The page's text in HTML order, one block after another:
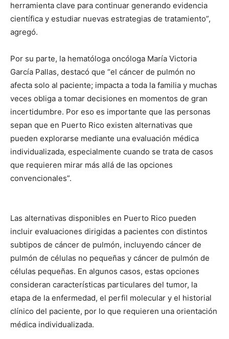
herramienta clave para continuar generando evidencia
científica y estudiar nuevas estrategias de tratamiento”,
agregó.
Por su parte, la hematóloga oncóloga María Victoria
García Pallas, destacó que “el cáncer de pulmón no
afecta solo al paciente; impacta a toda la familia y muchas
veces obliga a tomar decisiones en momentos de gran
incertidumbre. Por eso es importante que las personas
sepan que en Puerto Rico existen alternativas que
pueden explorarse mediante una evaluación médica
individualizada, especialmente cuando se trata de casos
que requieren mirar más allá de las opciones
convencionales”.
Las alternativas disponibles en Puerto Rico pueden
incluir evaluaciones dirigidas a pacientes con distintos
subtipos de cáncer de pulmón, incluyendo cáncer de
pulmón de células no pequeñas y cáncer de pulmón de
células pequeñas. En algunos casos, estas opciones
consideran características particulares del tumor, la
etapa de la enfermedad, el perfil molecular y el historial
clínico del paciente, por lo que requieren una orientación
médica individualizada.